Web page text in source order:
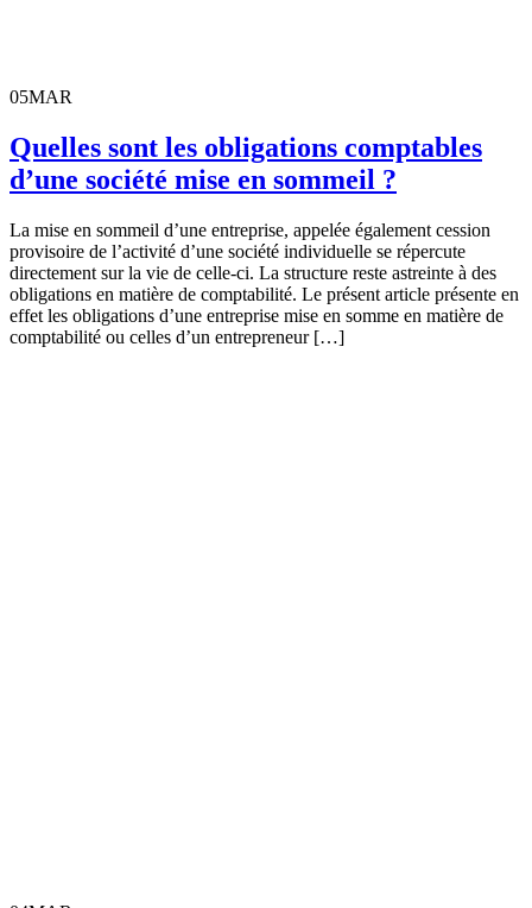
05MAR
Quelles sont les obligations comptables
d’une société mise en sommeil ?
La mise en sommeil d’une entreprise, appelée également cession
provisoire de l’activité d’une société individuelle se répercute
directement sur la vie de celle-ci. La structure reste astreinte à des
obligations en matière de comptabilité. Le présent article présente en
effet les obligations d’une entreprise mise en somme en matière de
comptabilité ou celles d’un entrepreneur […]